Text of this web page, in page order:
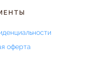
оферта